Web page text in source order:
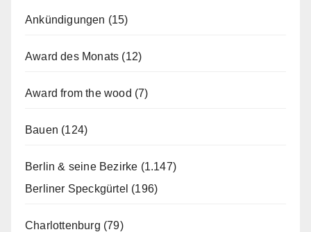
Ankündigungen (15)
Award des Monats (12)
Award from the wood (7)
Bauen (124)
Berlin & seine Bezirke (1.147)
Berliner Speckgürtel (196)
Charlottenburg (79)